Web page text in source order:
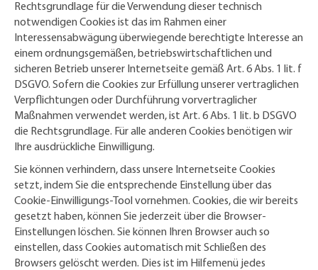
Rechtsgrundlage für die Verwendung dieser technisch
notwendigen Cookies ist das im Rahmen einer
Interessensabwägung überwiegende berechtigte Interesse an
einem ordnungsgemäßen, betriebswirtschaftlichen und
sicheren Betrieb unserer Internetseite gemäß Art. 6 Abs. 1 lit. f
DSGVO. Sofern die Cookies zur Erfüllung unserer vertraglichen
Verpflichtungen oder Durchführung vorvertraglicher
Maßnahmen verwendet werden, ist Art. 6 Abs. 1 lit. b DSGVO
die Rechtsgrundlage. Für alle anderen Cookies benötigen wir
Ihre ausdrückliche Einwilligung.
Sie können verhindern, dass unsere Internetseite Cookies
setzt, indem Sie die entsprechende Einstellung über das
Cookie-Einwilligungs-Tool vornehmen. Cookies, die wir bereits
gesetzt haben, können Sie jederzeit über die Browser-
Einstellungen löschen. Sie können Ihren Browser auch so
einstellen, dass Cookies automatisch mit Schließen des
Browsers gelöscht werden. Dies ist im Hilfemenü jedes